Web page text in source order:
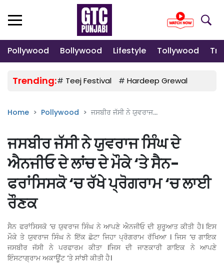
Pollywood Bollywood Lifestyle Tollywood
Trending:# Teej Festival # Hardeep Grewal
Home Pollywood ਜਸਬੀਰ ਜੱਸੀ ਨੇ ਯੁਵਰਾਜ...
ਜਸਬੀਰ ਜੱਸੀ ਨੇ ਯੁਵਰਾਜ ਸਿੰਘ ਦੇ
ਐਨਜੀਓ ਦੇ ਲਾਂਚ ਦੇ ਮੌਕੇ ‘ਤੇ ਸੈਨ-
ਫਰਾਂਸਿਸਕੋ ‘ਚ ਰੱਖੇ ਪ੍ਰੋਗਰਾਮ ‘ਚ ਲਾਈ
ਰੌਣਕ
ਸੈਨ ਫਰਾਂਸਿਸਕੋ ‘ਚ ਯੁਵਰਾਜ ਸਿੰਘ ਨੇ ਆਪਣੇ ਐਨਜੀਓ ਦੀ ਸ਼ੁਰੂਆਤ ਕੀਤੀ ਹੈ। ਇਸ
ਮੌਕੇ ਤੇ ਯੁਵਰਾਜ ਸਿੰਘ ਨੇ ਇੱਕ ਛੋਟਾ ਜਿਹਾ ਪ੍ਰੋਗਰਾਮ ਰੱਖਿਆ । ਜਿਸ ‘ਚ ਗਾਇਕ
ਜਸਬੀਰ ਜੱਸੀ ਨੇ ਪਰਫਾਰਮ ਕੀਤਾ ।ਜਿਸ ਦੀ ਜਾਣਕਾਰੀ ਗਾਇਕ ਨੇ ਆਪਣੇ
ਇੰਸਟਾਗ੍ਰਾਮ ਅਕਾਊਂਟ ‘ਤੇ ਸਾਂਝੀ ਕੀਤੀ ਹੈ।